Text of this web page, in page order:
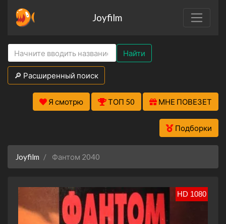
Joyfilm
Найти
🔎 Расширенный поиск
Я смотрю ТОП 50 МНЕ ПОВЕЗЕТ
Подборки
Joyfilm Фантом 2040
HD 1080